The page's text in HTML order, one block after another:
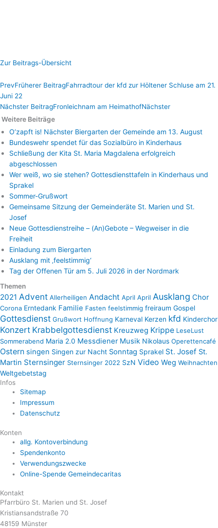
Zur Beitrags-Übersicht
PrevFrüherer BeitragFahrradtour der kfd zur Höltener Schluse am 21.
Juni 22
Nächster BeitragFronleichnam am HeimathofNächster
Weitere Beiträge
O’zapft is! Nächster Biergarten der Gemeinde am 13. August
Bundeswehr spendet für das Sozialbüro in Kinderhaus
Schließung der Kita St. Maria Magdalena erfolgreich
abgeschlossen
Wer weiß, wo sie stehen? Gottesdiensttafeln in Kinderhaus und
Sprakel
Sommer-Grußwort
Gemeinsame Sitzung der Gemeinderäte St. Marien und St.
Josef
Neue Gottesdienstreihe – (An)Gebote – Wegweiser in die
Freiheit
Einladung zum Biergarten
Ausklang mit ‚feelstimmig‘
Tag der Offenen Tür am 5. Juli 2026 in der Nordmark
Themen
2021 Advent Allerheiligen Andacht April April Ausklang Chor
Corona Erntedank Familie Fasten feelstimmig freiraum Gospel
Gottesdienst Grußwort Hoffnung Karneval Kerzen kfd Kinderchor
Konzert Krabbelgottesdienst Kreuzweg Krippe LeseLust
Sommerabend Maria 2.0 Messdiener Musik Nikolaus Operettencafé
Ostern singen Singen zur Nacht Sonntag Sprakel St. Josef St.
Martin Sternsinger Sternsinger 2022 SzN Video Weg Weihnachten
Weltgebetstag
Infos
Sitemap
Impressum
Datenschutz
Konten
allg. Kontoverbindung
Spendenkonto
Verwendungszwecke
Online-Spende Gemeindecaritas
Kontakt
Pfarrbüro St. Marien und St. Josef
Kristiansandstraße 70
48159 Münster